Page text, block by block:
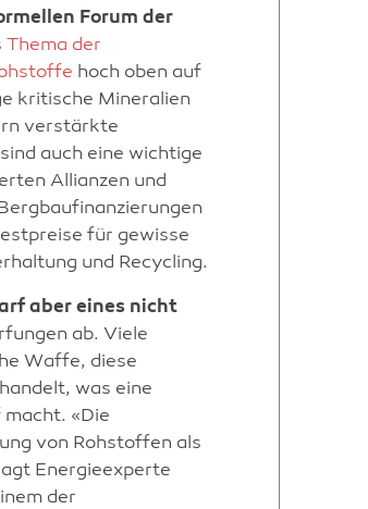
Forum der
Thema der
hoch oben auf
kritische Mineralien
verstärkte
auch eine wichtige
Allianzen und
für gewisse
und Recycling.
aber eines nicht
ab. Viele
Waffe, diese
was eine
«Die
von Rohstoffen als
Energieexperte
der